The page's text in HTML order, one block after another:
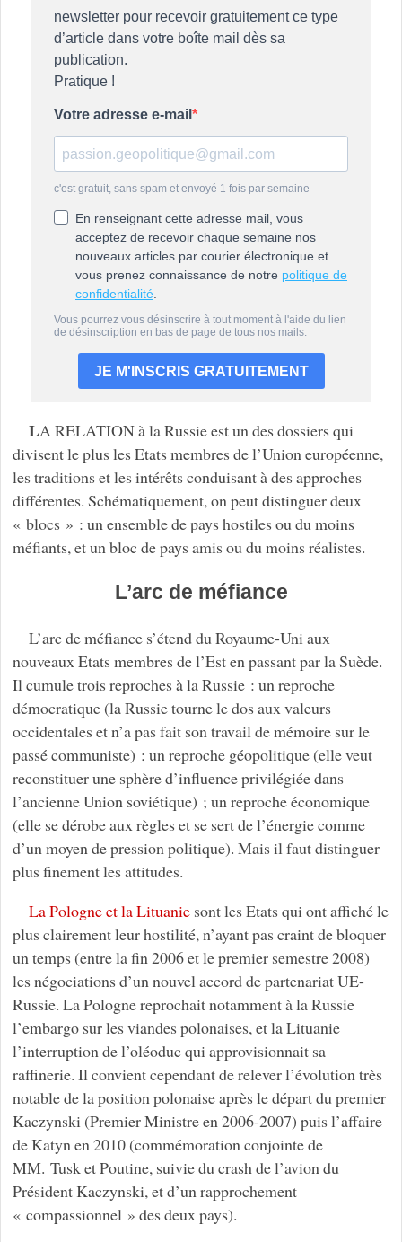
LA RELATION à la Russie est un des dossiers qui
divisent le plus les Etats membres de l’Union européenne,
les traditions et les intérêts conduisant à des approches
différentes. Schématiquement, on peut distinguer deux
« blocs » : un ensemble de pays hostiles ou du moins
méfiants, et un bloc de pays amis ou du moins réalistes.
L’arc de méfiance
L’arc de méfiance s’étend du Royaume-Uni aux
nouveaux Etats membres de l’Est en passant par la Suède.
Il cumule trois reproches à la Russie : un reproche
démocratique (la Russie tourne le dos aux valeurs
occidentales et n’a pas fait son travail de mémoire sur le
passé communiste) ; un reproche géopolitique (elle veut
reconstituer une sphère d’influence privilégiée dans
l’ancienne Union soviétique) ; un reproche économique
(elle se dérobe aux règles et se sert de l’énergie comme
d’un moyen de pression politique). Mais il faut distinguer
plus finement les attitudes.
La Pologne et la Lituaniesont les Etats qui ont affiché le
plus clairement leur hostilité, n’ayant pas craint de bloquer
un temps (entre la fin 2006 et le premier semestre 2008)
les négociations d’un nouvel accord de partenariat UE-
Russie. La Pologne reprochait notamment à la Russie
l’embargo sur les viandes polonaises, et la Lituanie
l’interruption de l’oléoduc qui approvisionnait sa
raffinerie. Il convient cependant de relever l’évolution très
notable de la position polonaise après le départ du premier
Kaczynski (Premier Ministre en 2006-2007) puis l’affaire
de Katyn en 2010 (commémoration conjointe de
MM. Tusk et Poutine, suivie du crash de l’avion du
Président Kaczynski, et d’un rapprochement
« compassionnel » des deux pays).